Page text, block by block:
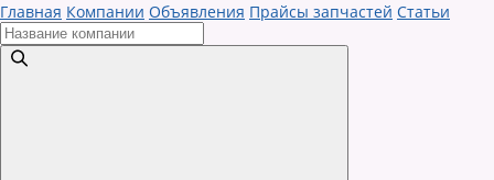
Главная Компании Объявления Прайсы запчастей Статьи